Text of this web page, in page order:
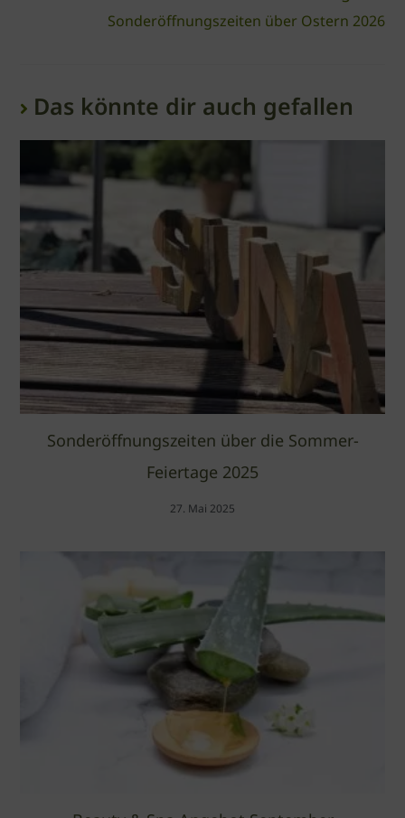
Sonderöffnungszeiten über Ostern 2026
Das könnte dir auch gefallen
Sonderöffnungszeiten über die Sommer-
Feiertage 2025
27. Mai 2025